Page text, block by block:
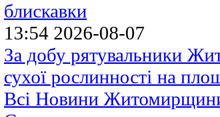
блискавки
13:54 2026-08-07
За добу рятувальники
сухої рослинності на
Всі Новини